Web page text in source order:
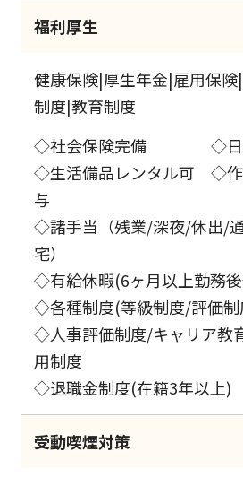
福利厚生
健康保険|厚生年金|雇用保
制度|教育制度
◇社会保険完備 ◇日
◇生活備品レンタル可 ◇作
与
◇諸手当（残業/深夜/休出/
宅）
◇有給休暇(6ヶ月以上勤務
◇各種制度(等級制度/評価制
◇人事評価制度/キャリア教
用制度
◇退職金制度(在籍3年以上
受動喫煙対策